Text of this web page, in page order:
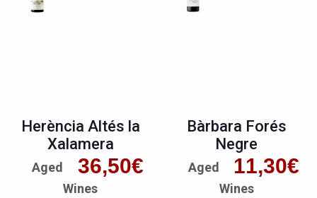
Herència Altés la
Xalamera
36,50€
Aged
Wines
Bàrbara Forés
Negre
11,30€
Aged
Wines